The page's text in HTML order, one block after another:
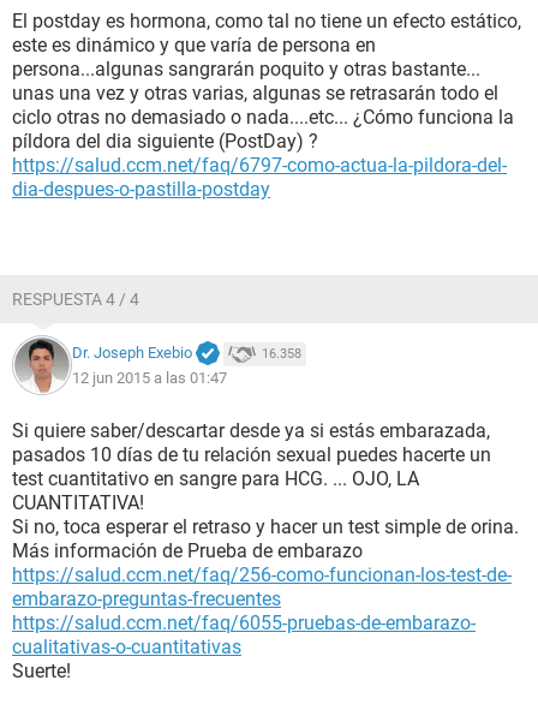
El postday es hormona, como tal no tiene un efecto estático,
este es dinámico y que varía de persona en
persona...algunas sangrarán poquito y otras bastante...
unas una vez y otras varias, algunas se retrasarán todo el
ciclo otras no demasiado o nada....etc... ¿Cómo funciona la
píldora del dia siguiente (PostDay) ?
https://salud.ccm.net/faq/6797-como-actua-la-pildora-del-
dia-despues-o-pastilla-postday
RESPUESTA 4 / 4
Dr. Joseph Exebio 16.358
12 jun 2015 a las 01:47
Si quiere saber/descartar desde ya si estás embarazada,
pasados 10 días de tu relación sexual puedes hacerte un
test cuantitativo en sangre para HCG. ... OJO, LA
CUANTITATIVA!
Si no, toca esperar el retraso y hacer un test simple de orina.
Más información de Prueba de embarazo
https://salud.ccm.net/faq/256-como-funcionan-los-test-de-
embarazo-preguntas-frecuentes
https://salud.ccm.net/faq/6055-pruebas-de-embarazo-
cualitativas-o-cuantitativas
Suerte!